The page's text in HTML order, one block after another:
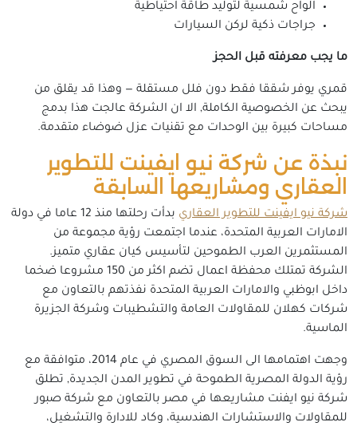
الواح شمسية لتوليد طاقة احتياطية
جراجات ذكية لركن السيارات
ما يجب معرفته قبل الحجز
قمري يوفر شققا فقط دون فلل مستقلة — وهذا قد يقلق من
يبحث عن الخصوصية الكاملة, الا ان الشركة عالجت هذا بدمج
مساحات كبيرة بين الوحدات مع تقنيات عزل ضوضاء متقدمة.
نبذة عن شركة نيو ايفينت للتطوير
العقاري ومشاريعها السابقة
شركة نيو ايفينت للتطوير العقاري
بدأت رحلتها منذ 12 عاما في دولة
الامارات العربية المتحدة، عندما اجتمعت رؤية مجموعة من
المستثمرين العرب الطموحين لتأسيس كيان عقاري متميز.
الشركة تمتلك محفظة اعمال تضم اكثر من 150 مشروعا ضخما
داخل ابوظبي والامارات العربية المتحدة نفذتهم بالتعاون مع
شركات كهلان للمقاولات العامة والتشطيبات وشركة الجزيرة
الماسية.
وجهت اهتمامها الى السوق المصري في عام 2014، متوافقة مع
رؤية الدولة المصرية الطموحة في تطوير المدن الجديدة, تطلق
شركة نيو ايفنت مشاريعها في مصر بالتعاون مع شركة صبور
للمقاولات والاستشارات الهندسية، وكاد للادارة والتشغيل،